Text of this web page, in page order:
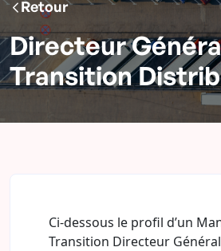
Retour
Directeur
Transition Distrib
Ci-dessous le profil d’un
Transition Directeur